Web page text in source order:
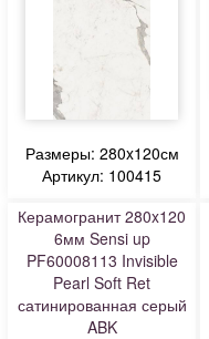
Размеры: 280x120см
Артикул: 100415
Керамогранит 280x120
6мм Sensi up
PF60008113 Invisible
Pearl Soft Ret
сатинированная серый
ABK